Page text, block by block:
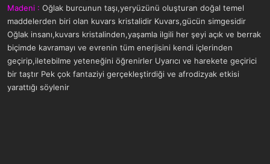
Madeni : Oğlak burcunun taşı,yeryüzünü oluşturan doğal temel
maddelerden biri olan kuvars kristalidir Kuvars,gücün simgesidir
Oğlak insanı,kuvars kristalinden,yaşamla ilgili her şeyi açık ve berrak
biçimde kavramayı ve evrenin tüm enerjisini kendi içlerinden
geçirip,iletebilme yeteneğini öğrenirler Uyarıcı ve harekete geçirici
bir taştır Pek çok fantaziyi gerçekleştirdiği ve afrodizyak etkisi
yarattığı söylenir